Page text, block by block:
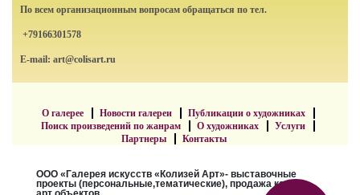
По всем организационным вопросам обращаться по тел.
+79166301578
E-mail: art@colisart.ru
О галерее Новости галереи
Публикации о художниках
Поиск произведений по жанрам
О художниках
Услуги
Партнеры
Контакты
ООО «Галерея искусств «Колизей Арт»- выставочные
проекты (персональные,тематические), продажа картин,